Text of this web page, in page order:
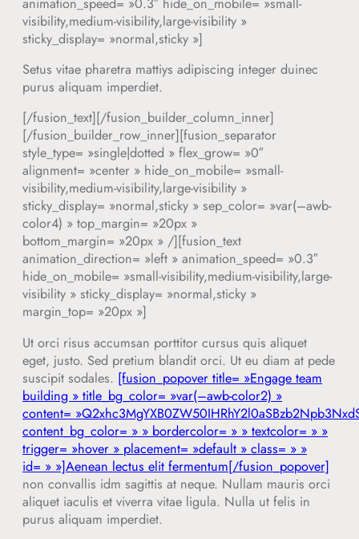
visibility,medium-visibility,large-visibility »
sticky_display= »normal,sticky »]
Setus vitae pharetra mattiys adipiscing integer duinec
purus aliquam imperdiet.
[/fusion_text][/fusion_builder_column_inner]
[/fusion_builder_row_inner][fusion_separator
style_type= »single|dotted » flex_grow= »0″
alignment= »center » hide_on_mobile= »small-
visibility,medium-visibility,large-visibility »
sticky_display= »normal,sticky » sep_color= »var(–awb-
color4) » top_margin= »20px »
bottom_margin= »20px » /][fusion_text
animation_direction= »left » animation_speed= »0.3″
hide_on_mobile= »small-visibility,medium-visibility,large-
visibility » sticky_display= »normal,sticky »
margin_top= »20px »]
Ut orci risus accumsan porttitor cursus quis aliquet
eget, justo. Sed pretium blandit orci. Ut eu diam at pede
suscipit sodales. [fusion_popover title= »Engage team
building » title_bg_color= »var(–awb-color2) »
content=
content_bg_color= » » bordercolor= » » textcolor= » »
trigger= »hover » placement= »default » class= » »
id= » »]Aenean lectus elit fermentum[/fusion_popover]
non convallis idm sagittis at neque. Nullam mauris orci
aliquet iaculis et viverra vitae ligula. Nulla ut felis in
purus aliquam imperdiet.